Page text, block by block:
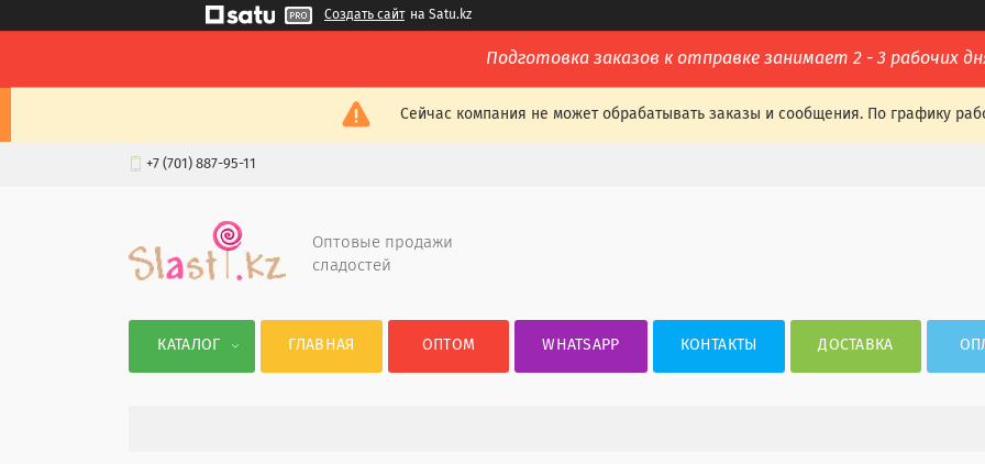
Создать сайт на Satu.kz
Подготовка заказов к отправке занимает 2 - 3 рабочих
Сейчас компания не может обрабатывать заказы и сообщения. По графику
+7 (701) 887-95-11
Оптовые продажи
сладостей
КАТАЛОГ ГЛАВНАЯ ОПТОМ WHATSAPP КОНТАКТЫ ДОСТАВКА